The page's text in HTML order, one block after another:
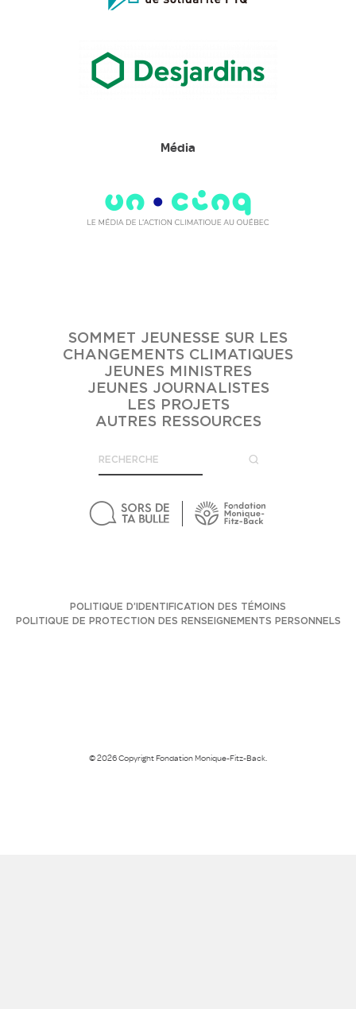
Média
SOMMET JEUNESSE SUR LES
CHANGEMENTS CLIMATIQUES
JEUNES MINISTRES
JEUNES JOURNALISTES
LES PROJETS
AUTRES RESSOURCES
POLITIQUE D’IDENTIFICATION DES TÉMOINS
POLITIQUE DE PROTECTION DES RENSEIGNEMENTS PERSONNELS
© 2026 Copyright Fondation Monique-Fitz-Back.